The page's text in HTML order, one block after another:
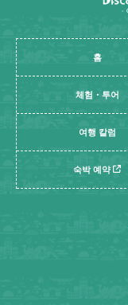
홈
체험・투어
여행 칼럼
숙박 예약